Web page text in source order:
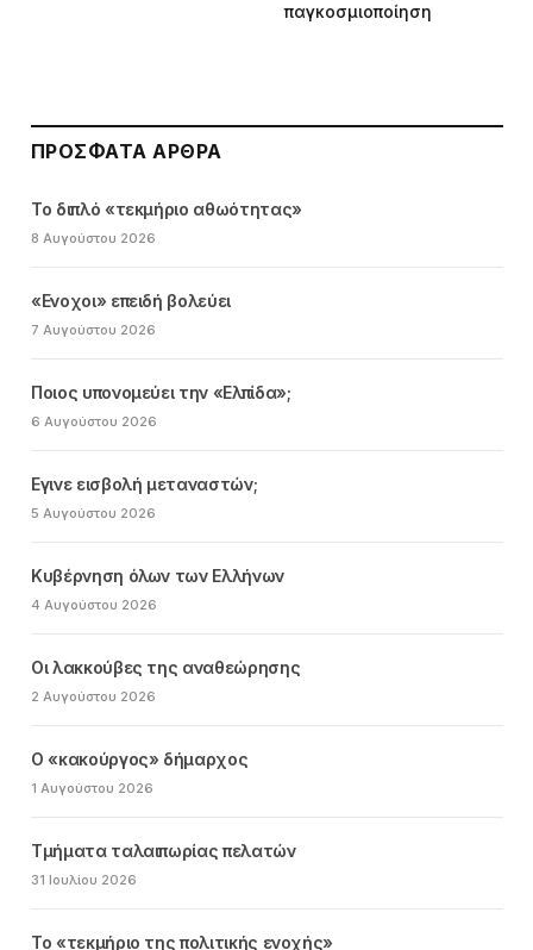
παγκοσμιοποίηση
ΠΡΌΣΦΑΤΑ ΆΡΘΡΑ
Το διπλό «τεκμήριο αθωότητας»
8 Αυγούστου 2026
«Ενοχοι» επειδή βολεύει
7 Αυγούστου 2026
Ποιος υπονομεύει την «Ελπίδα»;
6 Αυγούστου 2026
Εγινε εισβολή μεταναστών;
5 Αυγούστου 2026
Κυβέρνηση όλων των Ελλήνων
4 Αυγούστου 2026
Οι λακκούβες της αναθεώρησης
2 Αυγούστου 2026
Ο «κακούργος» δήμαρχος
1 Αυγούστου 2026
Τμήματα ταλαιπωρίας πελατών
31 Ιουλίου 2026
Το «τεκμήριο της πολιτικής ενοχής»